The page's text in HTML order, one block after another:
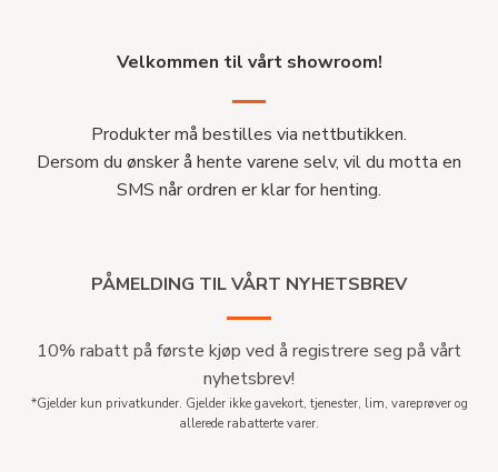
Velkommen til vårt showroom!
Produkter må bestilles via nettbutikken.
Dersom du ønsker å hente varene selv, vil du motta en
SMS når ordren er klar for henting.
PÅMELDING TIL VÅRT NYHETSBREV
10% rabatt på første kjøp ved å registrere seg på vårt
nyhetsbrev!
*Gjelder kun privatkunder. Gjelder ikke gavekort, tjenester, lim, vareprøver og
allerede rabatterte varer.